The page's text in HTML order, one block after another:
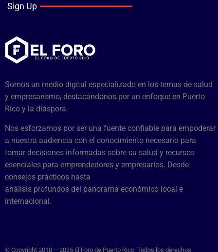
Sign Up
Somos un medio digital especializado en los temas de salud
y empresarismo, destacándonos por un enfoque en Puerto
Rico y la diáspora.
Nos esforzamos por ser una fuente confiable para empoderar
a nuestra audiencia con el conocimiento necesario para
tomar decisiones informadas sobre su salud y recursos
esenciales para emprendedores y empresarios. Desde
consejos prácticos hasta
análisis profundos del panorama económico local e
internacional.
© Copyright 2018 – 2025 El Foro de Puerto Rico. Todos los derechos